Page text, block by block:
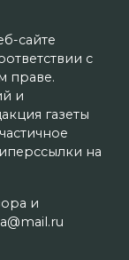
сайте
с
праве.
и
газеты
на
и